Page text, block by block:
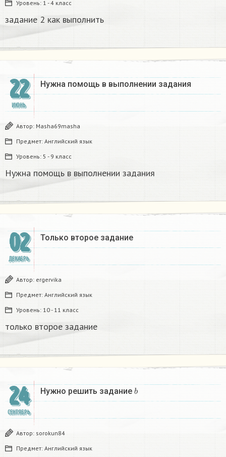
Уровень: 1 - 4 класс
задание 2 как выполнить ​
22
ИЮНЬ
Нужна помощь в выполнении задания
Автор: Masha69masha
Предмет: Английский язык
Уровень: 5 - 9 класс
Нужна помощь в выполнении задания
02
ДЕКАБРЬ
Только второе задание
Автор: ergervika
Предмет: Английский язык
Уровень: 10 - 11 класс
только второе задание
24
СЕНТЯБРЬ
Нужно решить задание b
Автор: sorokun84
Предмет: Английский язык